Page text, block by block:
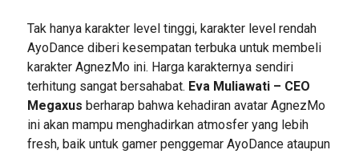
Tak hanya karakter level tinggi, karakter level rendah
AyoDance diberi kesempatan terbuka untuk membeli
karakter AgnezMo ini. Harga karakternya sendiri
terhitung sangat bersahabat. Eva Muliawati – CEO
Megaxus berharap bahwa kehadiran avatar AgnezMo
ini akan mampu menghadirkan atmosfer yang lebih
fresh, baik untuk gamer penggemar AyoDance ataupun